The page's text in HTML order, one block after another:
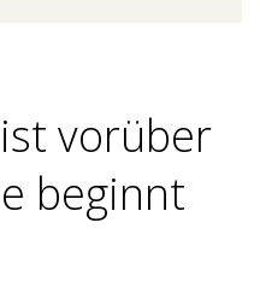
vorüber
beginnt